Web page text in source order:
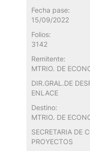
Fecha pase:
15/09/2022
Folios:
3142
Remitente:
MTRIO. DE
DIR.GRAL.DE
ENLACE
Destino:
MTRIO. DE
SECRETARIA DE
PROYECTOS